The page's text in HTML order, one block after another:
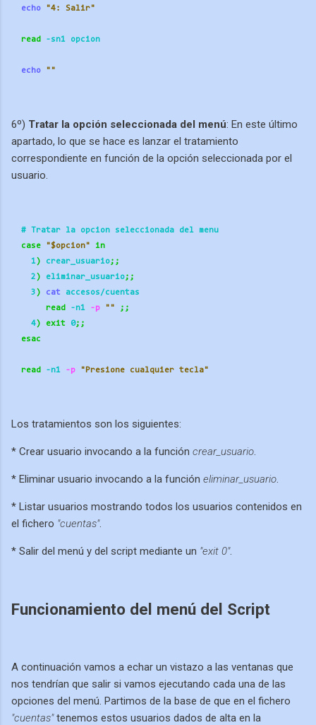
echo
"4: Salir"
read -sn1 opcion
echo ""
6º) Tratar la opción seleccionada del menú: En este último
apartado, lo que se hace es lanzar el tratamiento
correspondiente en función de la opción seleccionada por el
usuario.
# Tratar la opcion seleccionada del menu
case
"$opcion"
in
1) crear_usuario;;
2 ) eliminar_usuario;;
3 ) cat accesos/cuentas
read
-n1 -p ""
;;
4) exit 0;;
esac
read -n1 -p "Presione cualquier tecla"
Los tratamientos son los siguientes:
* Crear usuario invocando a la función crear_usuario.
* Eliminar usuario invocando a la función eliminar_usuario.
* Listar usuarios mostrando todos los usuarios contenidos en
el fichero "cuentas".
* Salir del menú y del script mediante un "exit 0".
Funcionamiento del menú del Script
A continuación vamos a echar un vistazo a las ventanas que
nos tendrían que salir si vamos ejecutando cada una de las
opciones del menú. Partimos de la base de que en el fichero
"cuentas"tenemos estos usuarios dados de alta en la